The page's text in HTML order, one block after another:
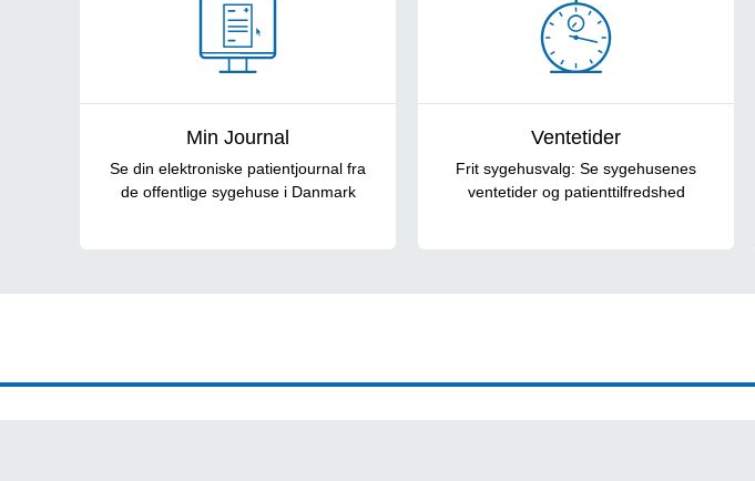
Min Journal
Se din elektroniske patientjournal fra
de offentlige sygehuse i Danmark
Ventetider
Frit sygehusvalg: Se sygehusenes
ventetider og patienttilfredshed